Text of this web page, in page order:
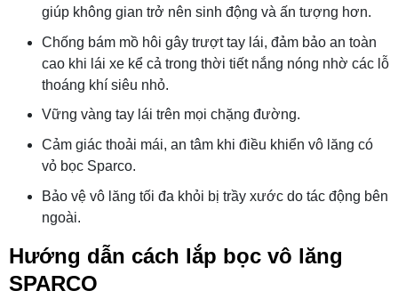
giúp không gian trở nên sinh động và ấn tượng hơn.
Chống bám mồ hôi gây trượt tay lái, đảm bảo an toàn
cao khi lái xe kể cả trong thời tiết nắng nóng nhờ các lỗ
thoáng khí siêu nhỏ.
Vững vàng tay lái trên mọi chặng đường.
Cảm giác thoải mái, an tâm khi điều khiển vô lăng có
vỏ bọc Sparco.
Bảo vệ vô lăng tối đa khỏi bị trầy xước do tác động bên
ngoài.
Hướng dẫn cách lắp bọc vô lăng
SPARCO